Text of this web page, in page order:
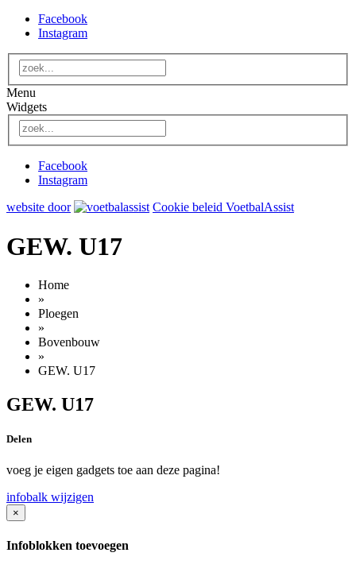
Facebook
Instagram
Menu
Widgets
Facebook
Instagram
website door
Cookie beleid VoetbalAssist
GEW. U17
Home
»
Ploegen
»
Bovenbouw
»
GEW. U17
GEW. U17
Delen
voeg je eigen gadgets toe aan deze pagina!
infobalk wijzigen
×
Infoblokken toevoegen